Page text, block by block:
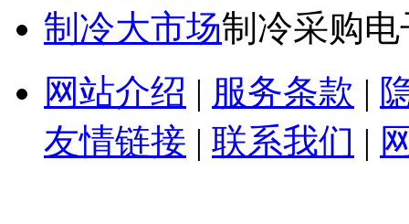
制冷大市场制冷采购
网站介绍 | 服务条款 |
友情链接 | 联系我们 |